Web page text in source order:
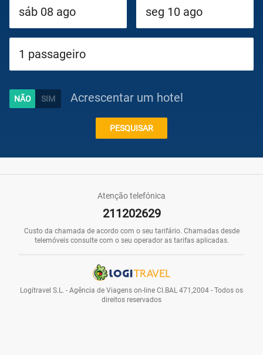
Circuitos
Caraíbas
Acrescentar um hotel
PESQUISAR
Atenção telefónica
211202629
Custo da chamada de acordo com o seu tarifário. Chamadas desde
telemóveis consulte com o seu operador as tarifas aplicadas.
Logitravel S.L. - Agência de Viagens on-line CI.BAL 471,2004 - Todos os
direitos reservados